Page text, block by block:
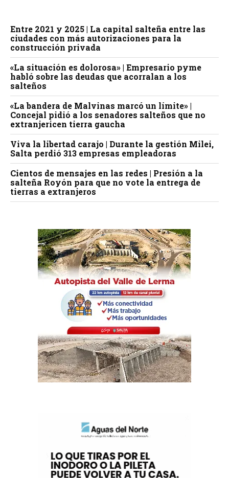
Entre 2021 y 2025 | La capital salteña entre las
ciudades con más autorizaciones para la
construcción privada
«La situación es dolorosa» | Empresario pyme
habló sobre las deudas que acorralan a los
salteños
«La bandera de Malvinas marcó un límite» |
Concejal pidió a los senadores salteños que no
extranjericen tierra gaucha
Viva la libertad carajo | Durante la gestión Milei,
Salta perdió 313 empresas empleadoras
Cientos de mensajes en las redes | Presión a la
salteña Royón para que no vote la entrega de
tierras a extranjeros